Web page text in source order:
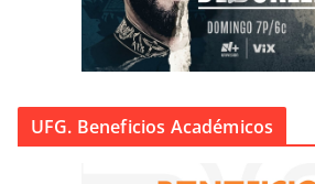
UFG. Beneficios Académicos